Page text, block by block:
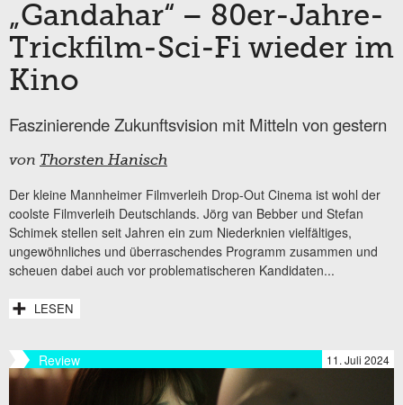
„Gandahar“ – 80er-Jahre-
Trickfilm-Sci-Fi wieder im
Kino
Faszinierende Zukunftsvision mit Mitteln von gestern
von Thorsten Hanisch
Der kleine Mannheimer Filmverleih Drop-Out Cinema ist wohl der
coolste Filmverleih Deutschlands. Jörg van Bebber und Stefan
Schimek stellen seit Jahren ein zum Niederknien vielfältiges,
ungewöhnliches und überraschendes Programm zusammen und
scheuen dabei auch vor problematischeren Kandidaten...
LESEN
Review 11. Juli 2024